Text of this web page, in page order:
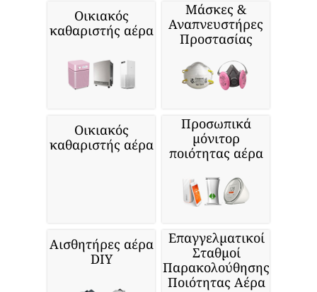
Οικιακός
καθαριστής αέρα
Μάσκες &
Αναπνευστήρες
Προστασίας
Οικιακός
καθαριστής αέρα
Προσωπικά
μόνιτορ
ποιότητας αέρα
Αισθητήρες αέρα
DIY
Επαγγελματικοί
Σταθμοί
Παρακολούθησης
Ποιότητας Αέρα